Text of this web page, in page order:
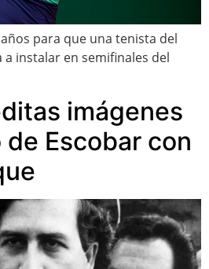
para que una tenista del
a instalar en semifinales del
imágenes
Escobar con